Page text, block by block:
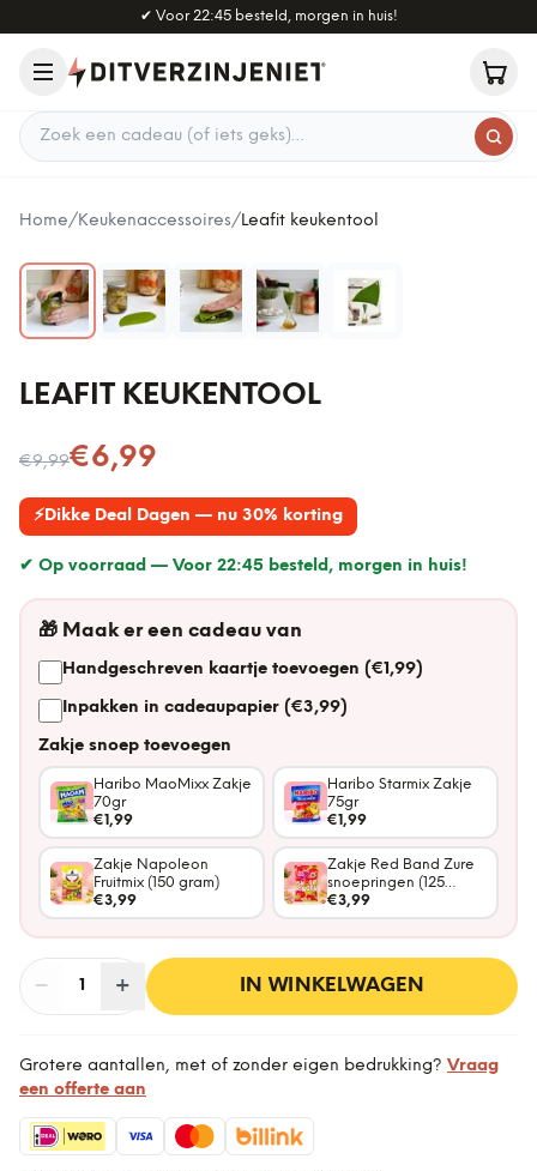
Naar hoofdinhoud
✔ Voor 22:45 besteld, morgen in huis!
Zoek een cadeau
Home/Keukenaccessoires/Leafit keukentool
LEAFIT KEUKENTOOL
€9,99
Nu voor
€6,99
⚡Dikke Deal Dagen — nu 30% korting
✔ Op voorraad — Voor 22:45 besteld, morgen in huis!
🎁 Maak er een cadeau van
Handgeschreven kaartje toevoegen (€1,99)
Inpakken in cadeaupapier (€3,99)
Zakje snoep toevoegen
Haribo MaoMixx Zakje
70gr
€1,99
Haribo Starmix Zakje
75gr
€1,99
Zakje Napoleon
Fruitmix (150 gram)
€3,99
Zakje Red Band Zure
snoepringen (125
gram)
€3,99
− Aantal
1 + IN WINKELWAGEN
Grotere aantallen, met of zonder eigen bedrukking? Vraag
een offerte aan